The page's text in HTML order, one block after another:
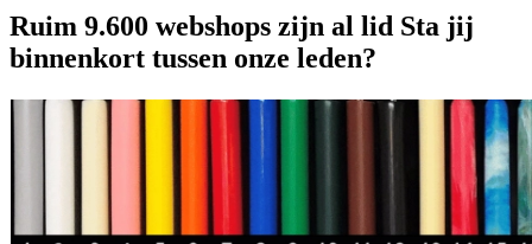
Ruim 9.600 webshops zijn al lid Sta jij
binnenkort tussen onze leden?